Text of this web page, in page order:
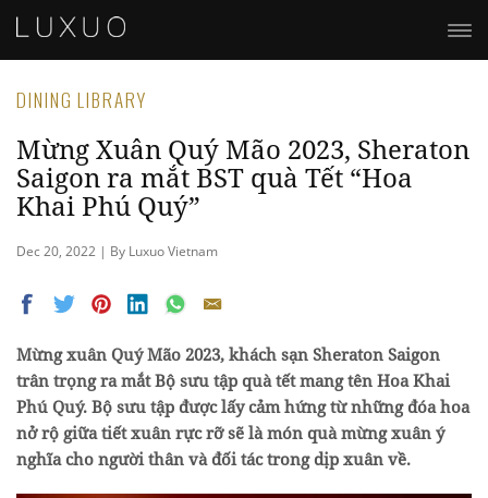
DINING LIBRARY
Mừng Xuân Quý Mão 2023, Sheraton
Saigon ra mắt BST quà Tết “Hoa
Khai Phú Quý”
Dec 20, 2022 | By Luxuo Vietnam
Mừng xuân Quý Mão 2023, khách sạn Sheraton Saigon
trân trọng ra mắt Bộ sưu tập quà tết mang tên Hoa Khai
Phú Quý. Bộ sưu tập được lấy cảm hứng từ những đóa hoa
nở rộ giữa tiết xuân rực rỡ sẽ là món quà mừng xuân ý
nghĩa cho người thân và đối tác trong dịp xuân về.